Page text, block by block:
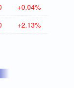
+0.04%
+2.13%